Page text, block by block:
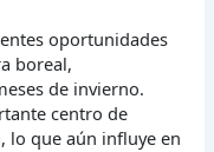
oportunidades
boreal,
de invierno.
centro de
lo que aún influye en